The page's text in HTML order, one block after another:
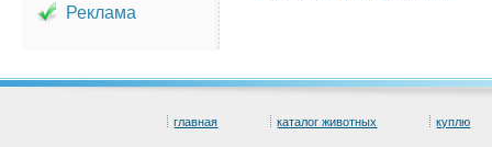
Реклама
главная каталог животных куплю